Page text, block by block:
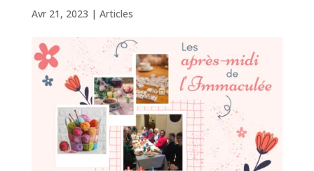
Avr 21, 2023 | Articles